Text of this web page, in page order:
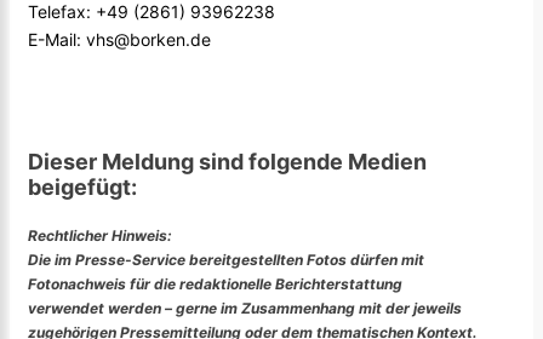
Telefax: +49 (2861) 93962238
E-Mail: vhs@borken.de
Dieser Meldung sind folgende Medien
beigefügt:
Rechtlicher Hinweis:
Die im Presse-Service bereitgestellten Fotos dürfen mit
Fotonachweis für die redaktionelle Berichterstattung
verwendet werden – gerne im Zusammenhang mit der jeweils
zugehörigen Pressemitteilung oder dem thematischen Kontext.